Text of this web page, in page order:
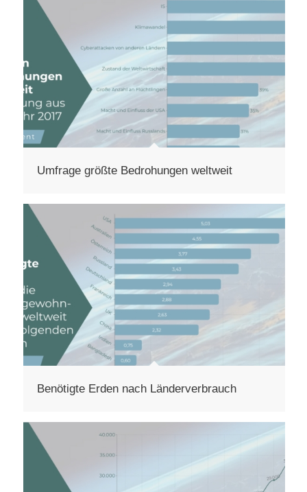
Umfrage größte Bedrohungen weltweit
Benötigte Erden nach Länderverbrauch